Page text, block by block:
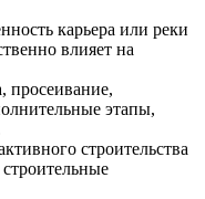
карьера или реки
влияет на
просеивание,
этапы,
строительства